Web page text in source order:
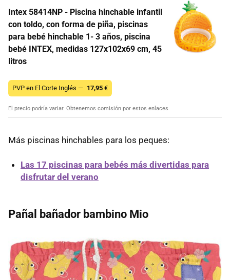
Intex 58414NP - Piscina hinchable infantil
con toldo, con forma de piña, piscinas
para bebé hinchable 1- 3 años, piscina
bebé INTEX, medidas 127x102x69 cm, 45
litros
PVP en El Corte Inglés — 17,95 €
El precio podría variar. Obtenemos comisión por estos enlaces
Más piscinas hinchables para los peques:
Las 17 piscinas para bebés más divertidas para
disfrutar del verano
Pañal bañador bambino Mio